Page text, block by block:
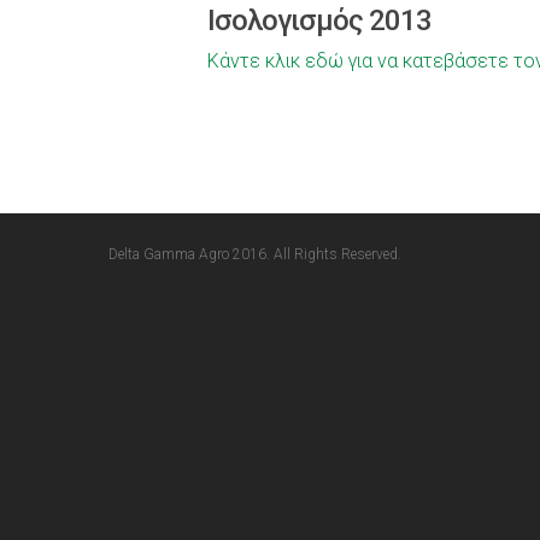
Ισολογισμός 2013
Κάντε κλικ εδώ για να κατεβάσετε
Delta Gamma Agro 2016. All Rights Reserved.